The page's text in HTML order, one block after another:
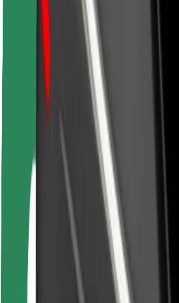
Seguridad para usuarios
Seguridad para conductores
Seguridad para patinetes
Safety Lab
Ciudades
Dónde estamos
Soluciones para las ciudades
Aeropuertos
Estaciones de carga de Bolt
Para usuarios
Para conductores